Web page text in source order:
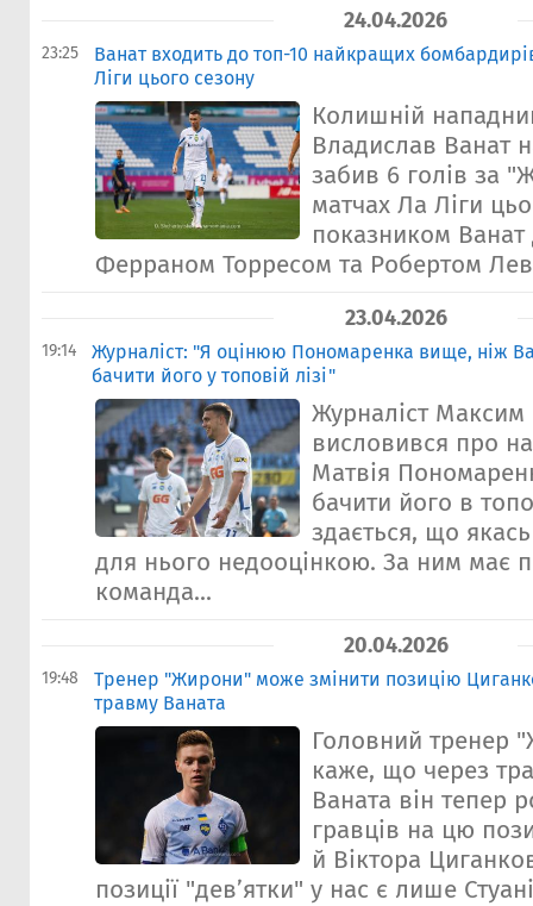
24.04.2026
23:25
Ванат входить до топ-10 найкращих
Ліги цього сезону
Колишній
Владислав Ванат
забив 6 голів за
матчах Ла Ліги
показником Ванат
Ферраном Торресом та Робертом
23.04.2026
19:14
Журналіст: "Я оцінюю Пономаренка вище, ніж
бачити його у топовій лізі"
Журналіст Максим
висловився про
Матвія
бачити його в
здається, що
для нього недооцінкою. За ним має
команда...
20.04.2026
19:48
Тренер "Жирони" може змінити позицію
травму Ваната
Головний тренер
каже, що через
Ваната він тепер
гравців на цю
й Віктора
позиції "дев’ятки" у нас є лише